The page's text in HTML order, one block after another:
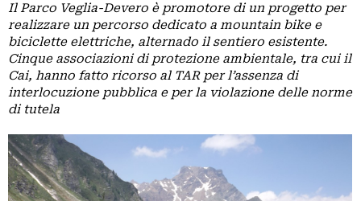
CAI
SEZIONI
GRUPPI
REGIONALI
ORGANI
TECNICI
E
STRUTTURE
OPERATIVE
Il Parco Veglia-Devero è promotore di un progetto per
realizzare un percorso dedicato a mountain bike e
biciclette elettriche, alternado il sentiero esistente.
Cinque associazioni di protezione ambientale, tra cui il
Cai, hanno fatto ricorso al TAR per l’assenza di
interlocuzione pubblica e per la violazione delle norme
di tutela